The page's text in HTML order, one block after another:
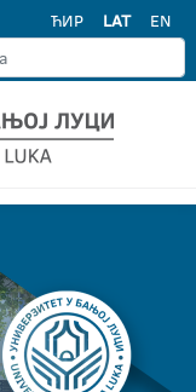
ЋИР LAT EN